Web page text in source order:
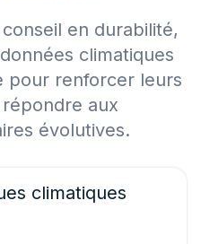
en durabilité,
climatiques
pour renforcer leurs
aux
évolutives.
climatiques